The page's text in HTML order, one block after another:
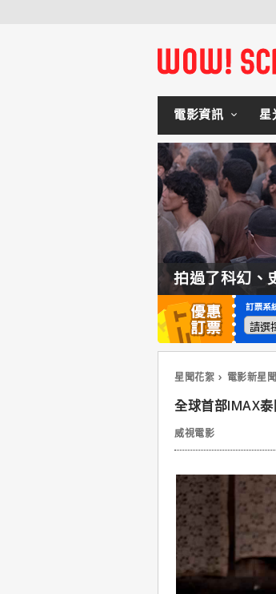
電影資訊 星
拍過了科幻、
星聞花絮 電影新星聞
全球首部IMAX
威視電影